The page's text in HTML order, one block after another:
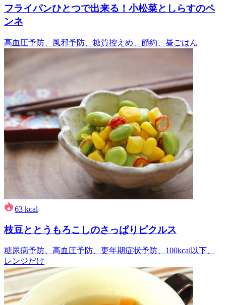
フライパンひとつで出来る！小松菜としらすのペ
ンネ
高血圧予防、風邪予防、糖質控えめ、節約、昼ごはん
63 kcal
枝豆ととうもろこしのさっぱりピクルス
糖尿病予防、高血圧予防、更年期症状予防、100kcal以下、
レンジだけ